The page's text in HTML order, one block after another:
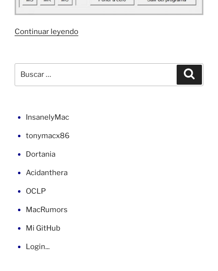
Continuar leyendo«Calculadora
memoria
por:
InsanelyMac
tonymacx86
Dortania
Acidanthera
OCLP
MacRumors
Mi GitHub
Login...